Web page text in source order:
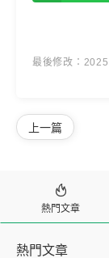
最後修改：
上一篇

熱門文章
熱門文章